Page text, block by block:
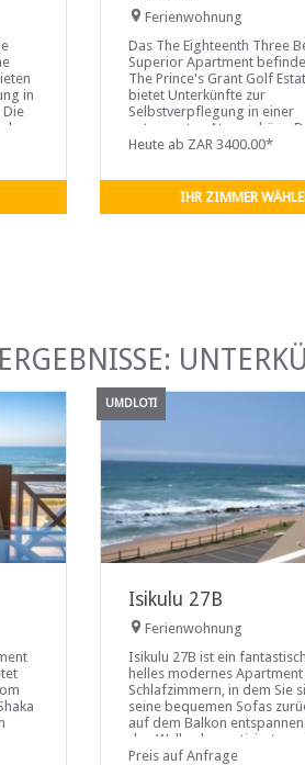
in
Die
für
Ferienwohnung
Das The Eighteenth Three
Superior Apartment
The Prince's Grant Golf
bietet Unterkünfte zur
Selbstverpflegung in einer
entspannten Atmosphäre.
Apartment befindet sich in
und Squashplätzen. Das
Grant Club House und der
sind zu Fuß erreichbar. Dies
Heute ab ZAR 3400.00*
IHR ZIMMER
UMDLOTI
Isikulu 27B
Ferienwohnung
Isikulu 27B ist ein
helles modernes
Schlafzimmern, in dem Sie
seine bequemen Sofas
auf dem Balkon
den Wellen hypnotisiert
können
Preis auf Anfrage